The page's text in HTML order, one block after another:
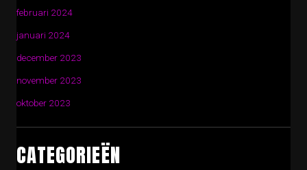
februari 2024
januari 2024
december 2023
november 2023
oktober 2023
CATEGORIEËN